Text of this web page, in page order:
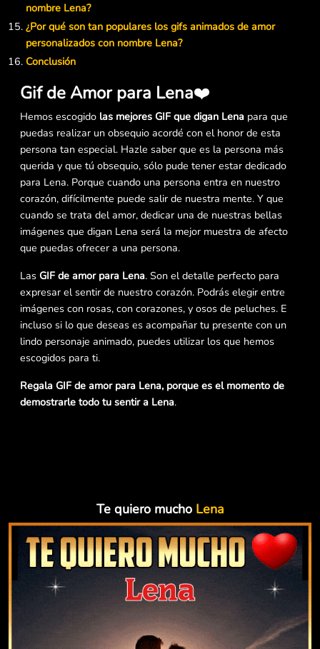
nombre Lena?
¿Por qué son tan populares los gifs animados de amor
personalizados con nombre Lena?
Conclusión
Gif de Amor para Lena❤️
Hemos escogido las mejores GIF que digan Lena para que
puedas realizar un obsequio acordé con el honor de esta
persona tan especial. Hazle saber que es la persona más
querida y que tú obsequio, sólo pude tener estar dedicado
para Lena. Porque cuando una persona entra en nuestro
corazón, difícilmente puede salir de nuestra mente. Y que
cuando se trata del amor, dedicar una de nuestras bellas
imágenes que digan Lena será la mejor muestra de afecto
que puedas ofrecer a una persona.
Las GIF de amor para Lena. Son el detalle perfecto para
expresar el sentir de nuestro corazón. Podrás elegir entre
imágenes con rosas, con corazones, y osos de peluches. E
incluso si lo que deseas es acompañar tu presente con un
lindo personaje animado, puedes utilizar los que hemos
escogidos para ti.
Regala GIF de amor para Lena, porque es el momento de
demostrarle todo tu sentir a Lena.
Te quiero mucho Lena